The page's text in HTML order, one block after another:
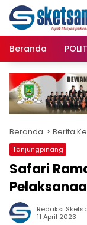
content
Langsung
konten
Beranda
Beranda Berita
Tanjungpinang
Safari
Redaksi
11 April 2023